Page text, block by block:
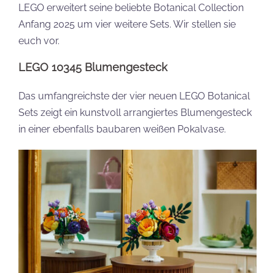
LEGO erweitert seine beliebte Botanical Collection
Anfang 2025 um vier weitere Sets. Wir stellen sie
euch vor.
LEGO 10345 Blumengesteck
Das umfangreichste der vier neuen LEGO Botanical
Sets zeigt ein kunstvoll arrangiertes Blumengesteck
in einer ebenfalls baubaren weißen Pokalvase.